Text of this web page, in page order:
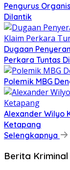
Pengurus
Dilantik
Dugaan
Perkara Tuntas
Polemik MBG
Alexander Wilyo
Ketapang
Selengkapnya
Berita Kriminal